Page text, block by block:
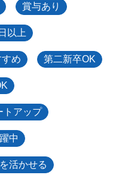
賞与あり
以上
め 第二新卒OK
トアップ
中
活かせる